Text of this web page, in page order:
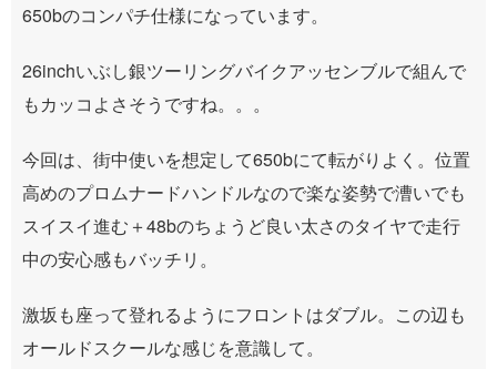
650bのコンパチ仕様になっています。
26inchいぶし銀ツーリングバイクアッセンブルで組んで
もカッコよさそうですね。。。
今回は、街中使いを想定して650bにて転がりよく。位置
高めのプロムナードハンドルなので楽な姿勢で漕いでも
スイスイ進む＋48bのちょうど良い太さのタイヤで走行
中の安心感もバッチリ。
激坂も座って登れるようにフロントはダブル。この辺も
オールドスクールな感じを意識して。